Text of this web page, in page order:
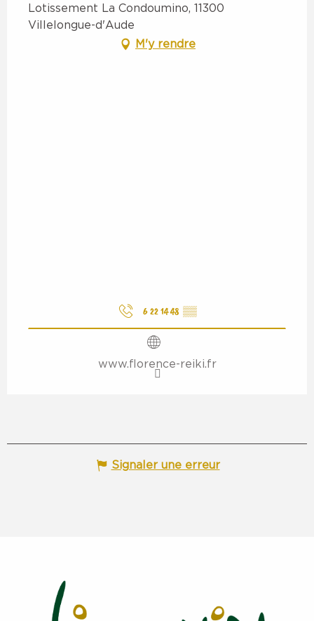
Lotissement La Condoumino, 11300
Villelongue-d'Aude
M'y rendre
6 22 14 48 ▒▒
www.florence-reiki.fr
Signaler une erreur